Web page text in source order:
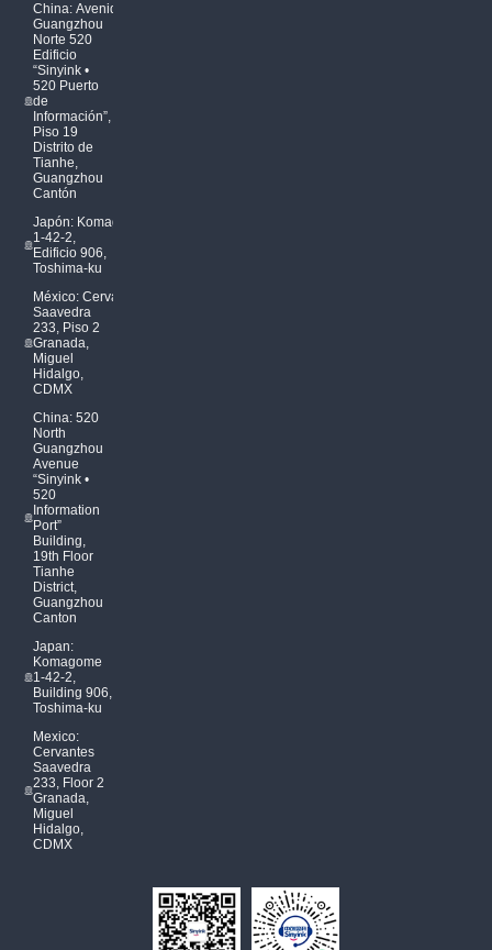
China: Avenida
Guangzhou
Norte 520
Edificio
“Sinyink •
520 Puerto
de
Información”,
Piso 19
Distrito de
Tianhe,
Guangzhou
Cantón
Japón: Komagome
1-42-2,
Edificio 906,
Toshima-ku
México: Cervantes
Saavedra
233, Piso 2
Granada,
Miguel
Hidalgo,
CDMX
China: 520
North
Guangzhou
Avenue
“Sinyink •
520
Information
Port”
Building,
19th Floor
Tianhe
District,
Guangzhou
Canton
Japan:
Komagome
1-42-2,
Building 906,
Toshima-ku
Mexico:
Cervantes
Saavedra
233, Floor 2
Granada,
Miguel
Hidalgo,
CDMX